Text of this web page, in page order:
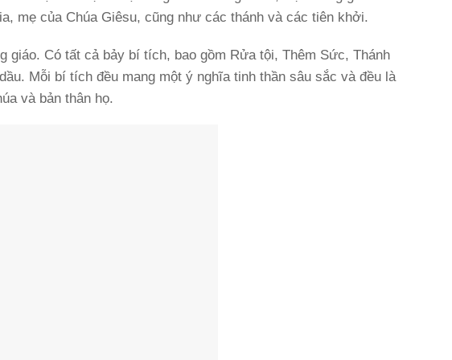
mẹ của Chúa Giêsu, cũng như các thánh và các tiên khởi.
giáo. Có tất cả bảy bí tích, bao gồm Rửa tội, Thêm Sức, Thánh
Mỗi bí tích đều mang một ý nghĩa tinh thần sâu sắc và đều là
và bản thân họ.